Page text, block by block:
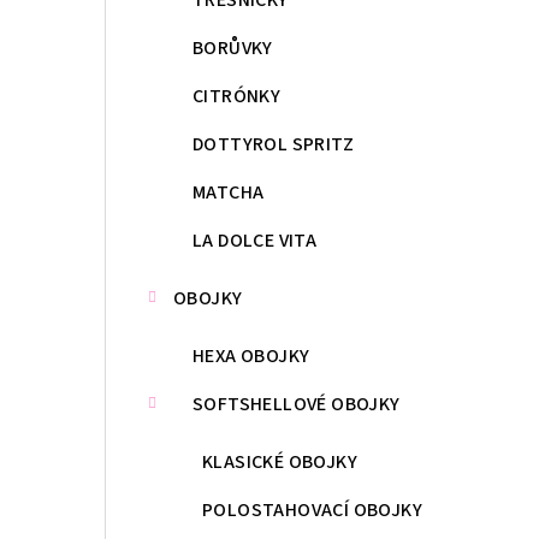
BORŮVKY
CITRÓNKY
DOTTYROL SPRITZ
MATCHA
LA DOLCE VITA
OBOJKY
HEXA OBOJKY
SOFTSHELLOVÉ OBOJKY
KLASICKÉ OBOJKY
POLOSTAHOVACÍ OBOJKY